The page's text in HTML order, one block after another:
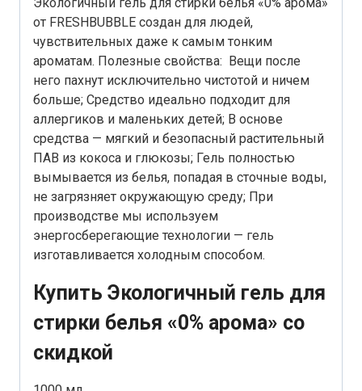
Экологичный гель для стирки белья «0% арома»
от FRESHBUBBLE создан для людей,
чувствительных даже к самым тонким
ароматам. Полезные свойства: Вещи после
него пахнут исключительно чистотой и ничем
больше; Средство идеально подходит для
аллергиков и маленьких детей; В основе
средства — мягкий и безопасный растительный
ПАВ из кокоса и глюкозы; Гель полностью
вымывается из белья, попадая в сточные воды,
не загрязняет окружающую среду; При
производстве мы используем
энергосберегающие технологии — гель
изготавливается холодным способом.
Купить Экологичный гель для
стирки белья «0% арома» со
скидкой